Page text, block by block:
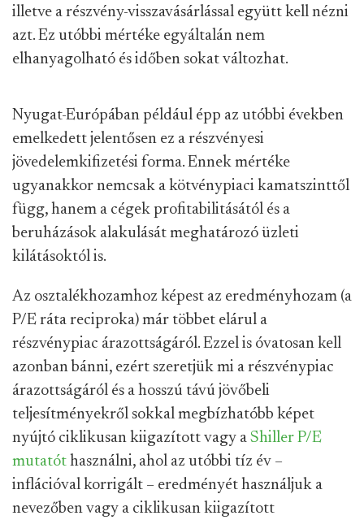
illetve a részvény-visszavásárlással együtt kell nézni
azt. Ez utóbbi mértéke egyáltalán nem
elhanyagolható és időben sokat változhat.
Nyugat-Európában például épp az utóbbi években
emelkedett jelentősen ez a részvényesi
jövedelemkifizetési forma. Ennek mértéke
ugyanakkor nemcsak a kötvénypiaci kamatszinttől
függ, hanem a cégek profitabilitásától és a
beruházások alakulását meghatározó üzleti
kilátásoktól is.
Az osztalékhozamhoz képest az eredményhozam (a
P/E ráta reciproka) már többet elárul a
részvénypiac árazottságáról. Ezzel is óvatosan kell
azonban bánni, ezért szeretjük mi a részvénypiac
árazottságáról és a hosszú távú jövőbeli
teljesítményekről sokkal megbízhatóbb képet
nyújtó ciklikusan kiigazított vagy a Shiller P/E
mutatót használni, ahol az utóbbi tíz év –
inflációval korrigált – eredményét használjuk a
nevezőben vagy a ciklikusan kiigazított